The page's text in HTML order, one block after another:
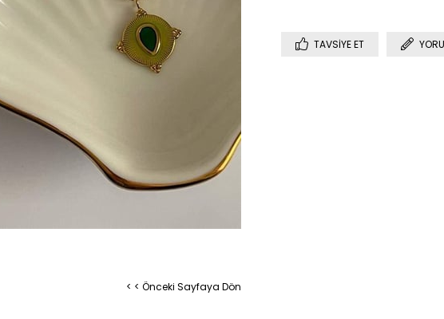
< < Önceki Sayfaya Dön
TAVSIYE ET